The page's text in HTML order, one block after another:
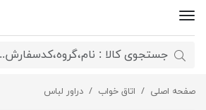
صفحه اصلی اتاق خواب دراور لباسدراور کودک فانتزی با پایه چوبی